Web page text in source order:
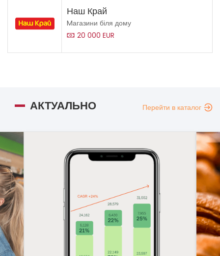
Наш Край
Mагазини біля дому
20 000 EUR
АКТУАЛЬНО Перейти в каталог